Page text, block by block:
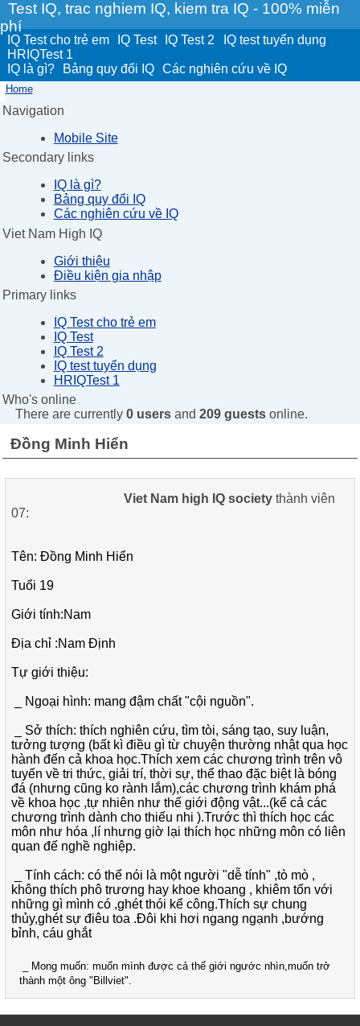
Test IQ, trac nghiem IQ, kiem tra IQ - 100% miễn
phí
IQ Test cho trẻ em IQ Test IQ Test 2
IQ test tuyển dụng
HRIQTest 1
IQ là gì?
Bảng quy đổi IQ Các nghiên cứu về IQ
Home
Navigation
Mobile Site
Secondary links
IQ là gì?
Bảng quy đổi IQ
Các nghiên cứu về IQ
Viet Nam High IQ
Giới thiệu
Điều kiện gia nhập
Primary links
IQ Test cho trẻ em
IQ Test
IQ Test 2
IQ test tuyển dụng
HRIQTest 1
Who's online
There are currently 0 usersand 209 guestsonline.
Đồng Minh Hiển
Viet Nam high IQ societythành viên
07:
Tên: Đồng Minh Hiển
Tuổi 19
Giới tính:Nam
Địa chỉ :Nam Định
Tự giới thiệu:
Ngoại hình: mang đậm chất "cội nguồn".
Sở thích: thích nghiên cứu, tìm tòi, sáng tạo, suy luận,
tưởng tượng (bất kì điều gì từ chuyện thường nhật qua học
hành đến cả khoa học.Thích xem các chương trình trên vô
tuyến về tri thức, giải trí, thời sự, thể thao đặc biệt là bóng
đá (nhưng cũng ko rành lắm),các chương trình khám phá
về khoa học ,tự nhiên như thế giới động vật...(kể cả các
chương trình dành cho thiếu nhi ).Trước thì thích học các
môn như hóa ,lí nhưng giờ lại thích học những môn có liên
quan đế nghề nghiệp.
Tính cách: có thể nói là một người "dễ tính" ,tò mò ,
không thích phô trương hay khoe khoang , khiêm tốn với
những gì mình có ,ghét thói kể công.Thích sự chung
thủy,ghét sự điêu toa .Đôi khi hơi ngang ngạnh ,bướng
bỉnh, cáu ghắt
Mong muốn: muốn mình được cả thế giới ngước nhìn,muốn trở
thành một ông "Billviet".